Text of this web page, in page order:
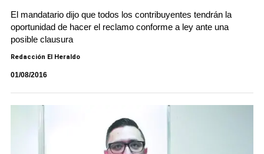
El mandatario dijo que todos los contribuyentes tendrán la
oportunidad de hacer el reclamo conforme a ley ante una
posible clausura
Redacción El Heraldo
01/08/2016